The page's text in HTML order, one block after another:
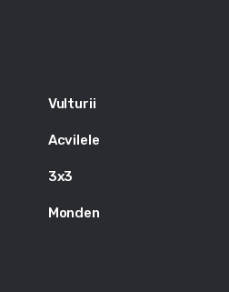
Vulturii
Acvilele
3x3
Monden